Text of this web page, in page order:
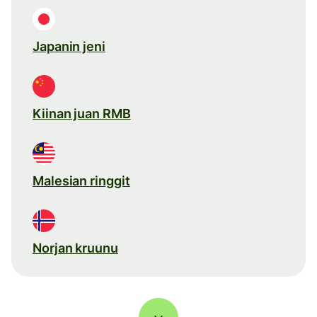
Japanin jeni
Kiinan juan RMB
Malesian ringgit
Norjan kruunu